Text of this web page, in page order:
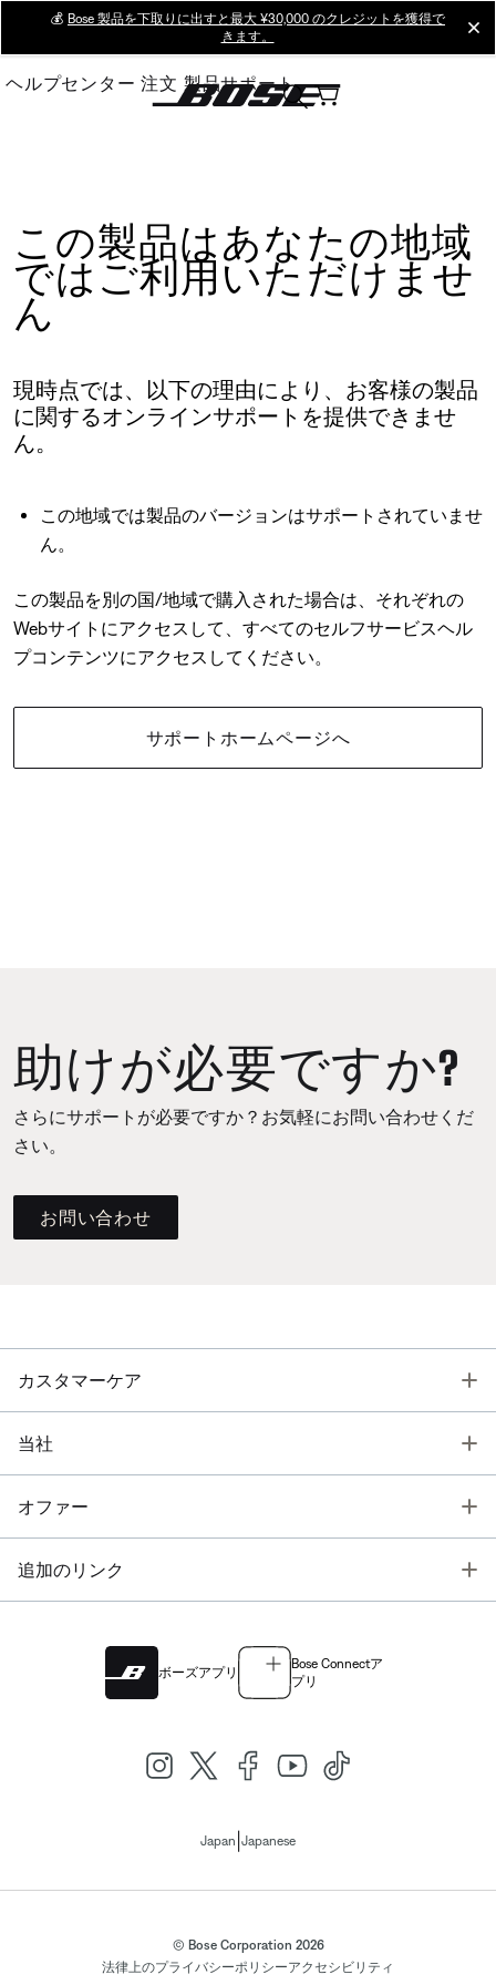
Main
💰 Bose 製品を下取りに出すと最大 ¥30,000 のクレジットを獲得で
きます。
ヘルプセンター 注文 製品サポート
この製品はあなたの地域
ではご利用いただけませ
ん
現時点では、以下の理由により、お客様の製品
に関するオンラインサポートを提供できませ
ん。
この地域では製品のバージョンはサポートされていませ
ん。
この製品を別の国/地域で購入された場合は、それぞれの
Webサイトにアクセスして、すべてのセルフサービスヘル
プコンテンツにアクセスしてください。
サポートホームページへ
助けが必要ですか?
さらにサポートが必要ですか？お気軽にお問い合わせくだ
さい。
お問い合わせ
カスタマーケア
当社
オファー
追加のリンク
ボーズアプリ
Bose Connectア
プリ
Japan Japanese
© Bose Corporation 2026
法律上のプライバシーポリシーアクセシビリティ